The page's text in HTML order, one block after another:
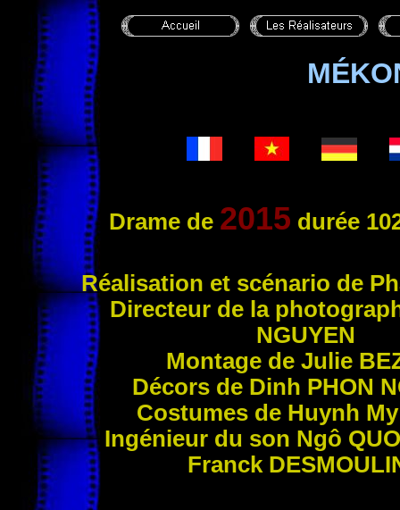
Drame de 2015 durée
Réalisation et scénario de
Directeur de la
NGUYEN
Montage de Julie
Décors de Dinh PHON
Costumes de Huynh
Ingénieur du son Ngô
Franck